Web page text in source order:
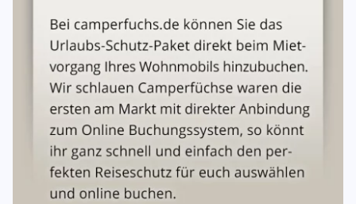
Gesamtgewichts zu sorgen und ist entsprechend für die
Folgen einer Überschreitung selbst verantwortlich und
haftend.
Rauchen
Das Rauchen oder Dampfen ist in unseren Fahrzeugen
nicht gestattet.
Kraftstoffe
Das Fahrzeug wird dem Mieter mit vollem Kraftstofftank
übergeben. Der Mieter betankt das Fahrzeug nach Bedarf
auf eigene Kosten während der Mietzeit und bringt es